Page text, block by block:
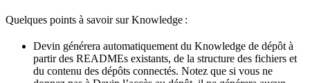
Quelques points à savoir sur Knowledge :
Devin générera automatiquement du Knowledge de dépôt à
partir des READMEs existants, de la structure des fichiers et
du contenu des dépôts connectés. Notez que si vous ne